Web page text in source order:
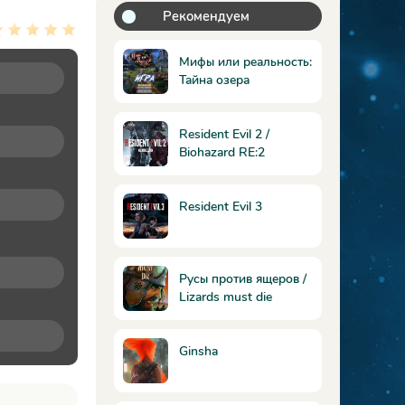
Рекомендуем
Мифы или реальность:
Тайна озера
Resident Evil 2 /
Biohazard RE:2
Resident Evil 3
Русы против ящеров /
Lizards must die
Ginsha